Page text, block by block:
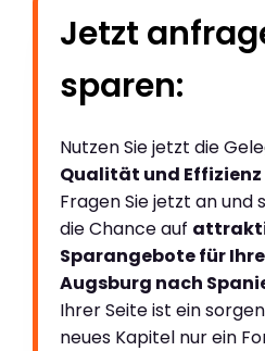
Jetzt
sparen:
Nutzen Sie jetzt die
Qualität und Effizienz
Fragen Sie jetzt an und
die Chance auf
Sparangebote für
Augsburg nach
Ihrer Seite ist ein
neues Kapitel nur ein